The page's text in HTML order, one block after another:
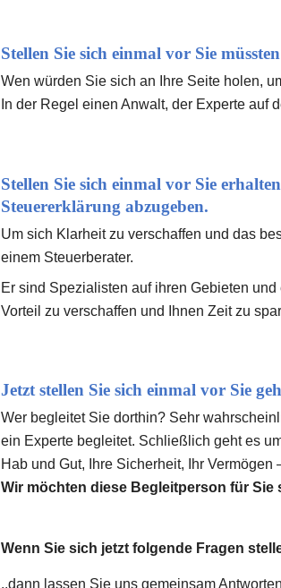
Stellen Sie sich einmal vor Sie
Wen würden Sie sich an Ihre Seite holen,
In der Regel einen Anwalt, der Experte auf
Stellen Sie sich einmal vor Sie
Steuererklärung abzugeben.
Um sich Klarheit zu verschaffen und das
einem Steuerberater.
Er sind Spezialisten auf ihren Gebieten
Vorteil zu verschaffen und Ihnen Zeit zu
Jetzt stellen Sie sich einmal vor Sie
Wer begleitet Sie dorthin? Sehr
ein Experte begleitet. Schließlich geht es
Hab und Gut, Ihre Sicherheit, Ihr
Wir möchten diese Begleitperson für Sie
Wenn Sie sich jetzt folgende Fragen
..dann lassen Sie uns gemeinsam